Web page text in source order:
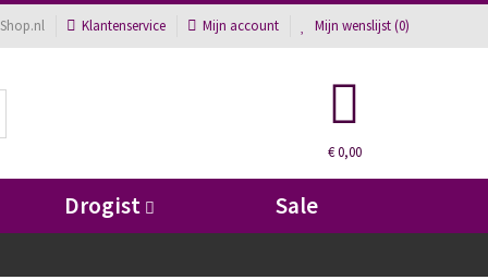
Klantenservice Mijn account Mijn wenslijst (0)
€ 0,00
Drogist Sale